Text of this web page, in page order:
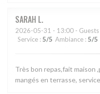
SARAH L
2026-05-31 - 13:00 - Guests
Service : 5/5 Ambiance : 5/5
Très bon repas,fait maison
mangés en terrasse,